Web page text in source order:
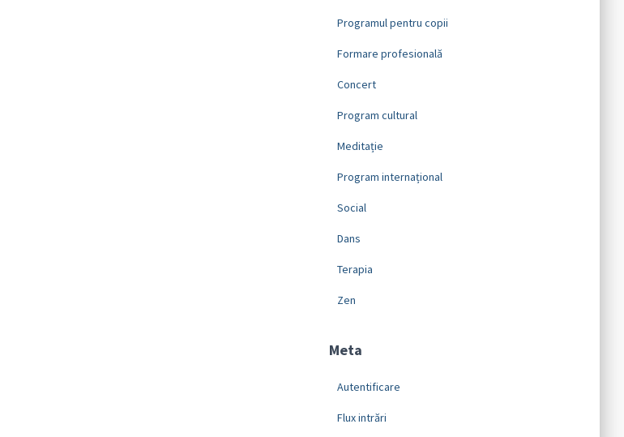
Programul pentru copii
Formare profesională
Concert
Program cultural
Meditație
Program internațional
Social
Dans
Terapia
Zen
Meta
Autentificare
Flux intrări